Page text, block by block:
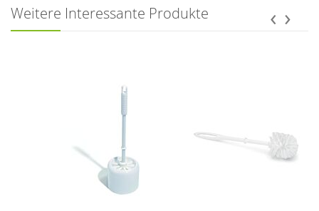
Weitere Interessante Produkte ‹ ›